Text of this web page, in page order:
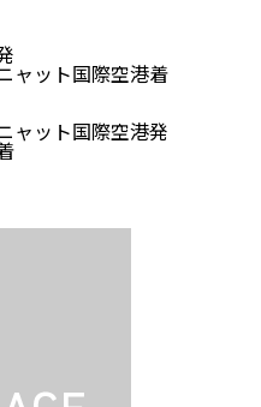
ャット国際空港着
ャット国際空港発